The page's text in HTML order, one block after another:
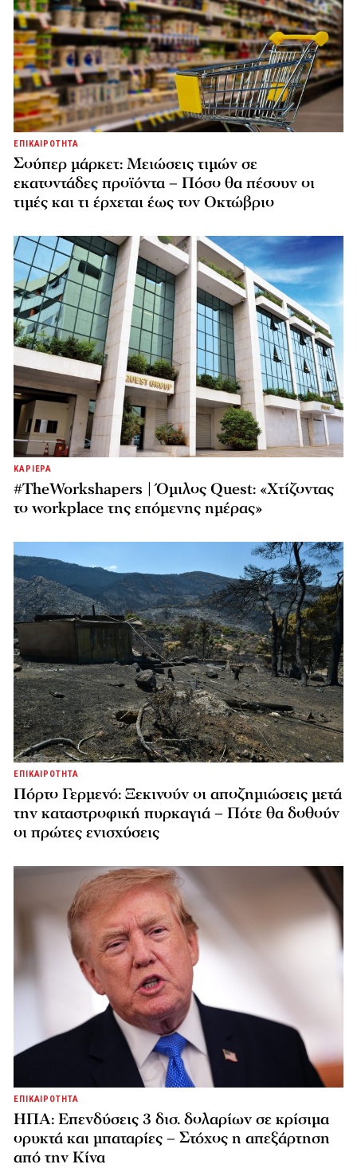
ΕΠΙΚΑΙΡΟΤΗΤΑ
Σούπερ μάρκετ: Μειώσεις τιμών σε
εκατοντάδες προϊόντα – Πόσο θα πέσουν οι
τιμές και τι έρχεται έως τον Οκτώβριο
ΚΑΡΙΕΡΑ
#TheWorkshapers | Όμιλος Quest: «Χτίζοντας
το workplace της επόμενης ημέρας»
ΕΠΙΚΑΙΡΟΤΗΤΑ
Πόρτο Γερμενό: Ξεκινούν οι αποζημιώσεις μετά
την καταστροφική πυρκαγιά – Πότε θα δοθούν
οι πρώτες ενισχύσεις
ΕΠΙΚΑΙΡΟΤΗΤΑ
ΗΠΑ: Επενδύσεις 3 δισ. δολαρίων σε κρίσιμα
ορυκτά και μπαταρίες – Στόχος η απεξάρτηση
από την Κίνα